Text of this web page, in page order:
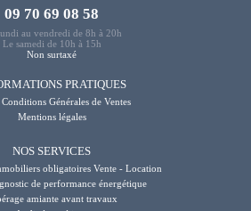
09 70 69 08 58
au vendredi de 8h à 20h
Le samedi de 10h à 15h
Non surtaxé
PRATIQUES
Générales de Ventes
Mentions légales
NOS SERVICES
obligatoires Vente - Location
de performance énergétique
amiante avant travaux